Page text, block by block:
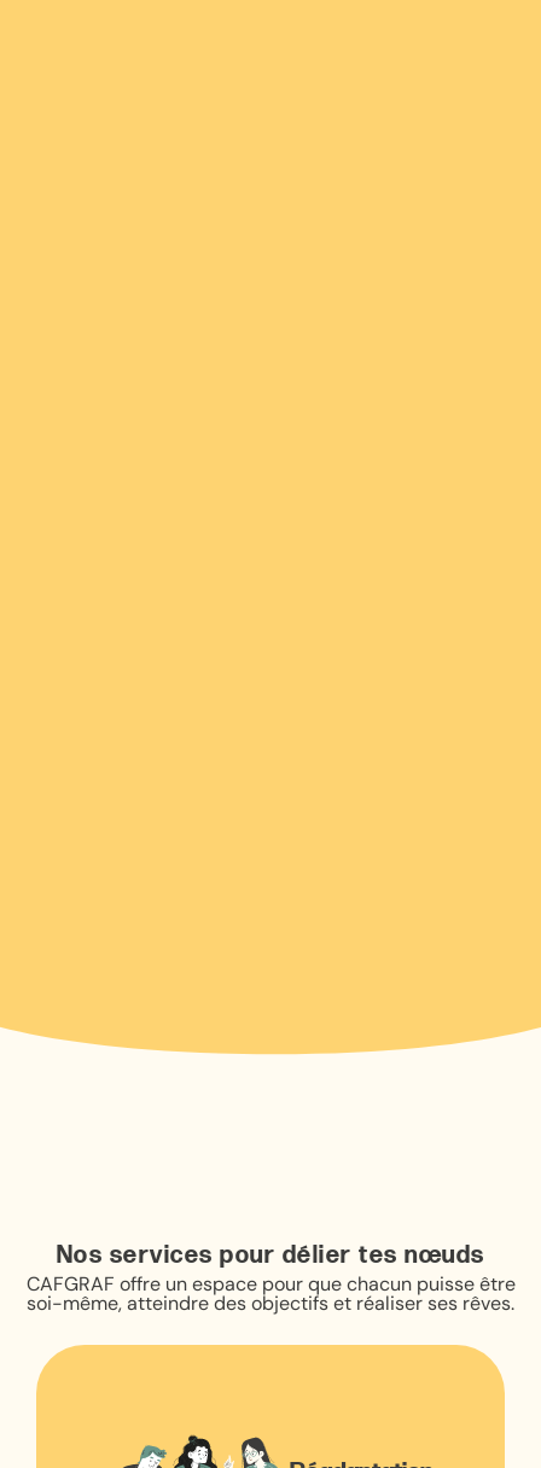
Nos services pour délier tes nœuds
CAFGRAF offre un espace pour que chacun puisse être
soi-même, atteindre des objectifs et réaliser ses rêves.
Réadaptation